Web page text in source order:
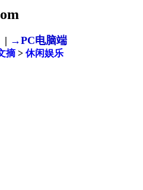
| →PC电脑端
摘> 休闲娱乐